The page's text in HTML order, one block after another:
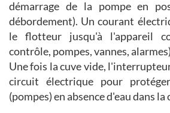
démarrage de la pompe en
débordement). Un courant
le flotteur jusqu'à l'appareil
contrôle, pompes, vannes,
Une fois la cuve vide,
circuit électrique pour
(pompes) en absence d'eau dans la